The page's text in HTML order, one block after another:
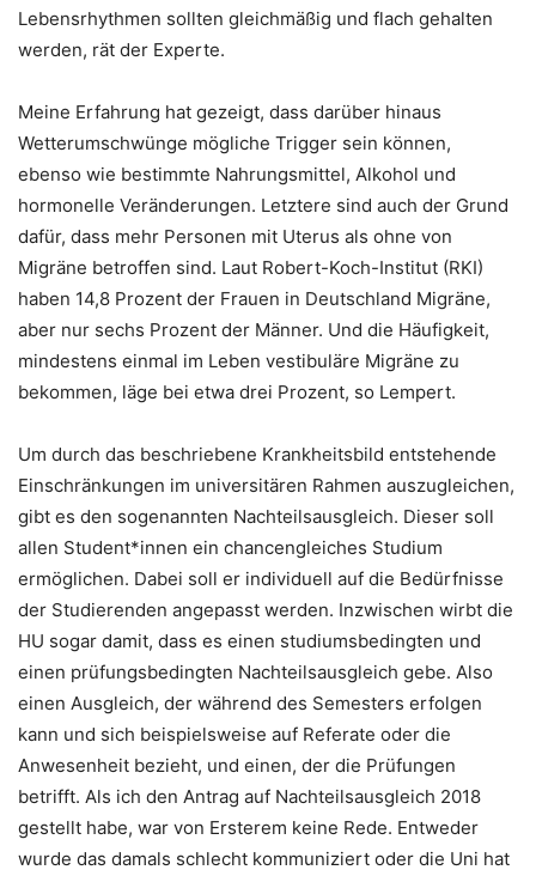
Lebensrhythmen sollten gleichmäßig und flach gehalten
werden, rät der Experte.
Meine Erfahrung hat gezeigt, dass darüber hinaus
Wetterumschwünge mögliche Trigger sein können,
ebenso wie bestimmte Nahrungsmittel, Alkohol und
hormonelle Veränderungen. Letztere sind auch der Grund
dafür, dass mehr Personen mit Uterus als ohne von
Migräne betroffen sind. Laut Robert-Koch-Institut (RKI)
haben 14,8 Prozent der Frauen in Deutschland Migräne,
aber nur sechs Prozent der Männer. Und die Häufigkeit,
mindestens einmal im Leben vestibuläre Migräne zu
bekommen, läge bei etwa drei Prozent, so Lempert.
Um durch das beschriebene Krankheitsbild entstehende
Einschränkungen im universitären Rahmen auszugleichen,
gibt es den sogenannten Nachteilsausgleich. Dieser soll
allen Student*innen ein chancengleiches Studium
ermöglichen. Dabei soll er individuell auf die Bedürfnisse
der Studierenden angepasst werden. Inzwischen wirbt die
HU sogar damit, dass es einen studiumsbedingten und
einen prüfungsbedingten Nachteilsausgleich gebe. Also
einen Ausgleich, der während des Semesters erfolgen
kann und sich beispielsweise auf Referate oder die
Anwesenheit bezieht, und einen, der die Prüfungen
betrifft. Als ich den Antrag auf Nachteilsausgleich 2018
gestellt habe, war von Ersterem keine Rede. Entweder
wurde das damals schlecht kommuniziert oder die Uni hat